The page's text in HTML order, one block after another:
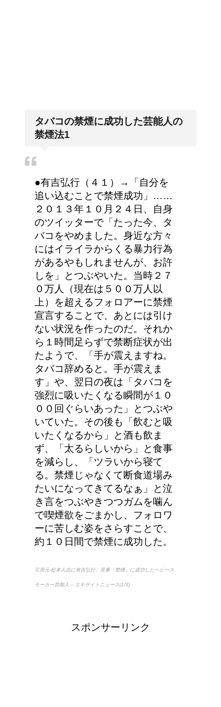
第二次世界大戦における
タバコの禁煙に成功した芸能人の
禁煙法1
●有吉弘行（４１）→「自分を
追い込むことで禁煙成功」……
２０１３年１０月２４日、自身
のツイッターで「たった今、タ
バコをやめました。身近な方々
にはイライラからくる暴力行為
があるやもしれませんが、お許
しを」とつぶやいた。当時２７
０万人（現在は５００万人以
上）を超えるフォロアーに禁煙
宣言することで、あとには引け
ない状況を作ったのだ。それか
ら１時間足らずで禁断症状が出
たようで、「手が震えますね。
タバコ辞めると。手が震えま
す」や、翌日の夜は「タバコを
強烈に吸いたくなる瞬間が１０
００回ぐらいあった」とつぶや
いていた。その後も「飲むと吸
いたくなるから」と酒も飲ま
ず、「太るらしいから」と食事
を減らし、「ツラいから寝て
る。禁煙じゃなくて断食道場み
たいになってきてるなぁ」と泣
き言をつぶやきつつガムを噛ん
で喫煙欲をごまかし、フォロワ
ーに苦しむ姿をさらすことで、
約１０日間で禁煙に成功した。
引用元-松本人志に有吉弘行、見事「禁煙」に成功したヘビース
モーカー芸能人 – エキサイトニュース(1/3)
スポンサーリンク